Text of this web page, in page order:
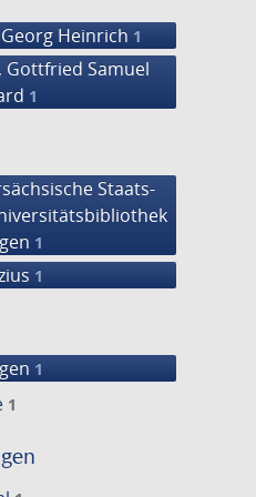
Heinrich 1
Gottfried Samuel
1
Staats-
1
1
1
1